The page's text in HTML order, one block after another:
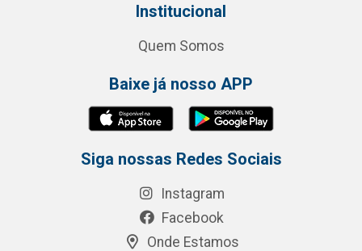
Institucional
Quem Somos
Baixe já nosso APP
Siga nossas Redes Sociais
Instagram
Facebook
Onde Estamos